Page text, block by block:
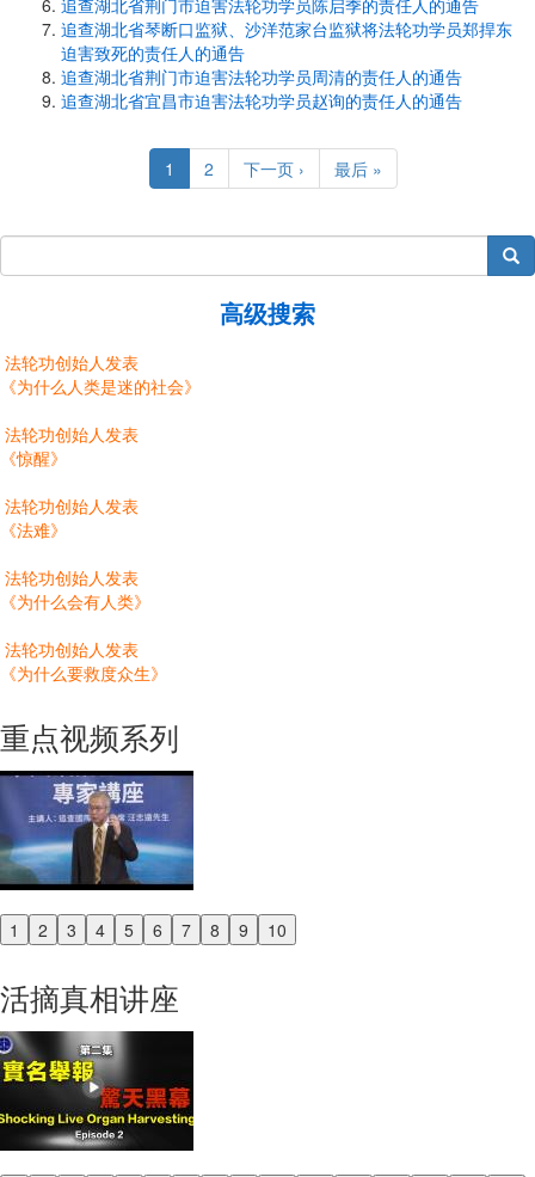
追查湖北省荆门市迫害法轮功学员陈启季的责任人的通告
追查湖北省琴断口监狱、沙洋范家台监狱将法轮功学员郑捍东
迫害致死的责任人的通告
追查湖北省荆门市迫害法轮功学员周清的责任人的通告
追查湖北省宜昌市迫害法轮功学员赵询的责任人的通告
Current
page
1 Page
2
Next
page
下一页 ›
Last
page
最后 »
搜索
高级搜索
法轮功创始人发表
《为什么人类是迷的社会》
法轮功创始人发表
《惊醒》
法轮功创始人发表
《法难》
法轮功创始人发表
《为什么会有人类》
法轮功创始人发表
《为什么要救度众生》
重点视频系列
1 2 3 4 5 6 7 8 9 10
Previous
活摘真相讲座